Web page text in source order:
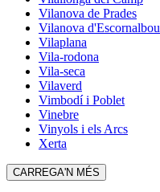
Vilanova de Prades
Vilanova d'Escornalbou
Vilaplana
Vila-rodona
Vila-seca
Vilaverd
Vimbodí i Poblet
Vinebre
Vinyols i els Arcs
Xerta
CARREGA'N MÉS